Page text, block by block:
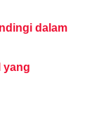
dalam
yang